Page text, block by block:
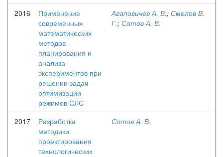
2016
Применение
современных
математических
методов
планирования и
анализа
экспериментов при
решении задач
оптимизации
режимов СЛС
Агаповичев А. В.; Смелов В.
Г.; Сотов А. В.
2017
Разработка
методики
проектирования
технологических
Сотов А. В.